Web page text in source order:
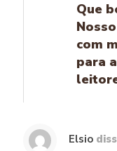
Que
com
para
Elsio